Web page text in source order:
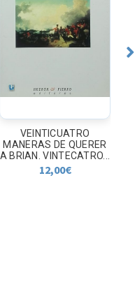
VEINTICUATRO
MANERAS DE QUERER
A BRIAN. VINTECATRO...
12,00€